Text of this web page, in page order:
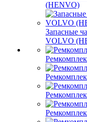
(HENVO)
Запасные
VOLVO